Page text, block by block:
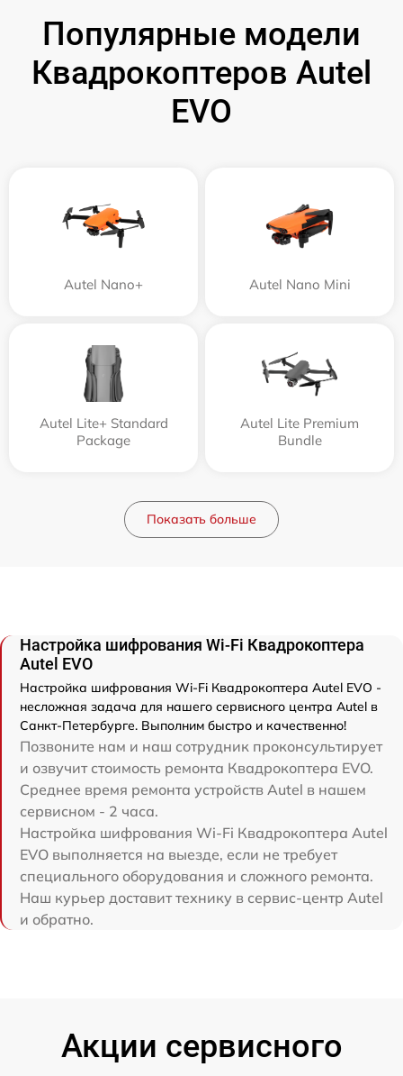
Популярные модели
Квадрокоптеров Autel
EVO
Autel Nano+ Autel Nano Mini
Autel Lite+ Standard
Package
Autel Lite Premium
Bundle
Показать больше
Настройка шифрования Wi-Fi Квадрокоптера
Autel EVO
Настройка шифрования Wi-Fi Квадрокоптера Autel EVO -
несложная задача для нашего сервисного центра Autel в
Санкт-Петербурге. Выполним быстро и качественно!
Позвоните нам и наш сотрудник проконсультирует
и озвучит стоимость ремонта Квадрокоптера EVO.
Среднее время ремонта устройств Autel в нашем
сервисном - 2 часа.
Настройка шифрования Wi-Fi Квадрокоптера Autel
EVO выполняется на выезде, если не требует
специального оборудования и сложного ремонта.
Наш курьер доставит технику в сервис-центр Autel
и обратно.
Акции сервисного